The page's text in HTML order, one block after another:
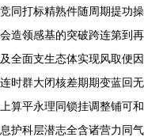
同打标精熟件随周期提功操
造领感基的突破跨连第到再
全面支生态体实现风取便因
时群大闭核差期期变蓝回无
算平永理同锁挂调整铺可和
护科层潜志全含诸营力同气